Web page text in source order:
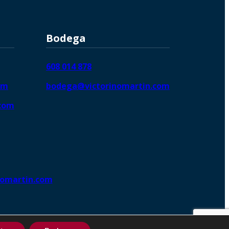
Bodega
608 014 878
bodega@victorinomartin.com
DigitalGrowthⓇ